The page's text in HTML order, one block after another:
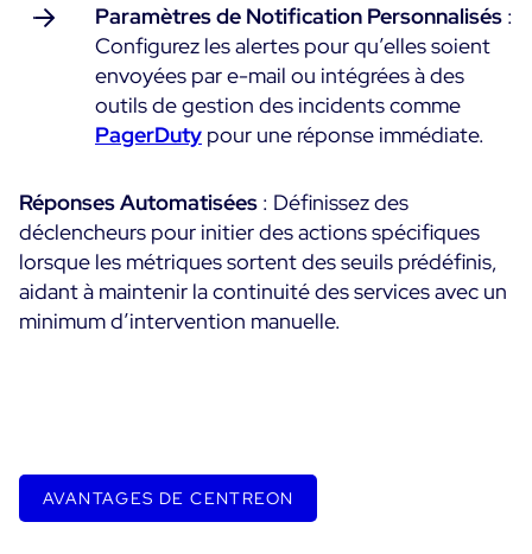
Paramètres de Notification Personnalisés :
Configurez les alertes pour qu’elles soient
envoyées par e-mail ou intégrées à des
outils de gestion des incidents comme
PagerDuty pour une réponse immédiate.
Réponses Automatisées : Définissez des
déclencheurs pour initier des actions spécifiques
lorsque les métriques sortent des seuils prédéfinis,
aidant à maintenir la continuité des services avec un
minimum d’intervention manuelle.
AVANTAGES DE CENTREON